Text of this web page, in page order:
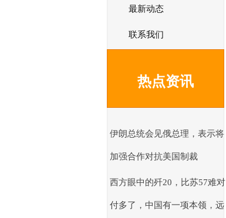
最新动态
联系我们
热点资讯
伊朗总统会见俄总理，表示将
加强合作对抗美国制裁
西方眼中的歼20，比苏57难对
付多了，中国有一项本领，远